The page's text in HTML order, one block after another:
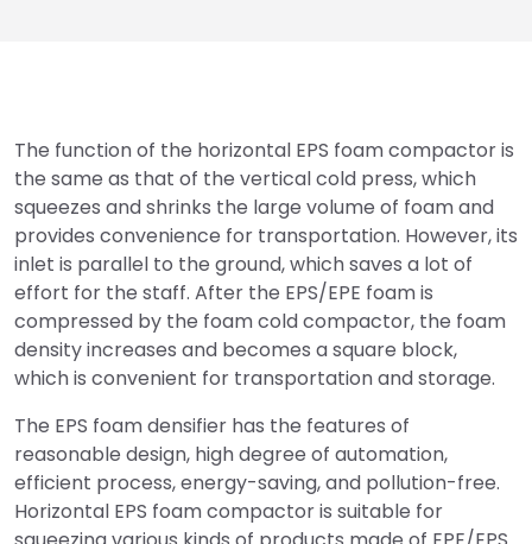
The function of the horizontal EPS foam compactor is
the same as that of the vertical cold press, which
squeezes and shrinks the large volume of foam and
provides convenience for transportation. However, its
inlet is parallel to the ground, which saves a lot of
effort for the staff. After the EPS/EPE foam is
compressed by the foam cold compactor, the foam
density increases and becomes a square block,
which is convenient for transportation and storage.
The EPS foam densifier has the features of
reasonable design, high degree of automation,
efficient process, energy-saving, and pollution-free.
Horizontal EPS foam compactor is suitable for